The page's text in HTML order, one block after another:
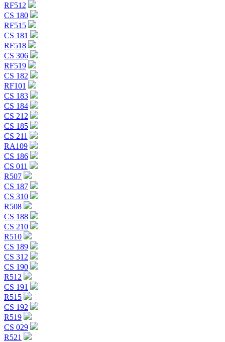
RF512
CS 180
RF515
CS 181
RF518
CS 306
RF519
CS 182
RF101
CS 183
CS 184
CS 212
CS 185
CS 211
RA109
CS 186
CS 011
R507
CS 187
CS 310
R508
CS 188
CS 210
R510
CS 189
CS 312
CS 190
R512
CS 191
R515
CS 192
R519
CS 029
R521